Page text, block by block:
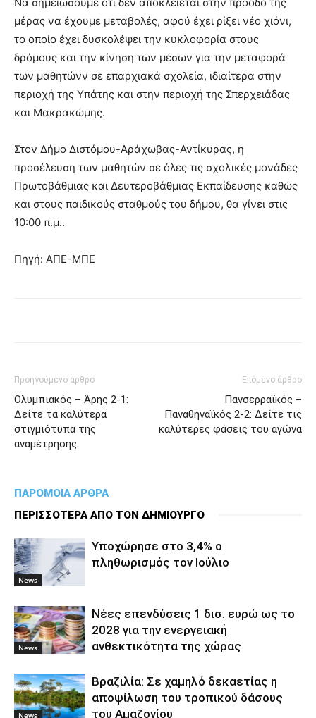
μέρας να έχουμε μεταβολές, αφού έχει ρίξει νέο χιόνι,
το οποίο έχει δυσκολέψει την κυκλοφορία στους
δρόμους και την κίνηση των μέσων για την μεταφορά
των μαθητώνν σε επαρχιακά σχολεία, ιδιαίτερα στην
περιοχή της Υπάτης και στην περιοχή της Σπερχειάδας
και Μακρακώμης.
Στον Δήμο Διστόμου-Αράχωβας-Αντίκυρας, η
προσέλευση των μαθητών σε όλες τις σχολικές μονάδες
Πρωτοβάθμιας και Δευτεροβάθμιας Εκπαίδευσης καθώς
και στους παιδικούς σταθμούς του δήμου, θα γίνει στις
10:00 π.μ..
Πηγή: ΑΠΕ-ΜΠΕ
Προηγούμενο άρθρο
Ολυμπιακός – Άρης 2-1:
Δείτε τα καλύτερα
στιγμιότυπα της
αναμέτρησης
Επόμενο άρθρο
Πανσερραϊκός –
Παναθηναϊκός 2-2: Δείτε τις
καλύτερες φάσεις του αγώνα
ΠΑΡΟΜΟΙΑ ΑΡΘΡΑ
ΠΕΡΙΣΣΟΤΕΡΑ ΑΠΟ ΤΟΝ ΔΗΜΙΟΥΡΓΟ
News
Υποχώρησε στο 3,4% ο
πληθωρισμός τον Ιούλιο
News
Νέες επενδύσεις 1 δισ. ευρώ ως το
2028 για την ενεργειακή
ανθεκτικότητα της χώρας
News
Βραζιλία: Σε χαμηλό δεκαετίας η
αποψίλωση του τροπικού δάσους
του Αμαζονίου